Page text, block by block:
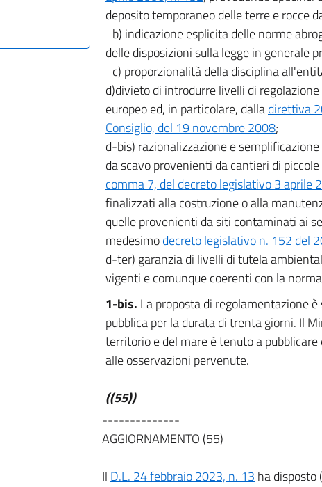
deposito temporaneo delle terre e rocce
b) indicazione esplicita delle norme
delle disposizioni sulla legge in generale
c) proporzionalità della disciplina
d)divieto di introdurre livelli di
europeo ed, in particolare, dalladirettiva
Consiglio, del 19 novembre 2008;
d-bis) razionalizzazione e
da scavo provenienti da cantieri di
comma 7, del decreto legislativo 3 aprile
finalizzati alla costruzione o alla
quelle provenienti da siti contaminati ai
medesimodecreto legislativo n. 152 del
d-ter) garanzia di livelli di tutela
vigenti e comunque coerenti con la
1-bis. La proposta di regolamentazione
pubblica per la durata di trenta giorni. Il
territorio e del mare è tenuto a
alle osservazioni pervenute.
((55))
--------------
AGGIORNAMENTO (55)
Il D.L. 24 febbraio 2023, n. 13 ha disposto